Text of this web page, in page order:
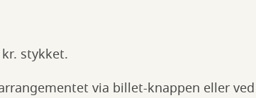
stykket.
via billet-knappen eller